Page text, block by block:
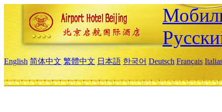
English 简体中文 繁體中文 日本語 한국어 Deutsch Français